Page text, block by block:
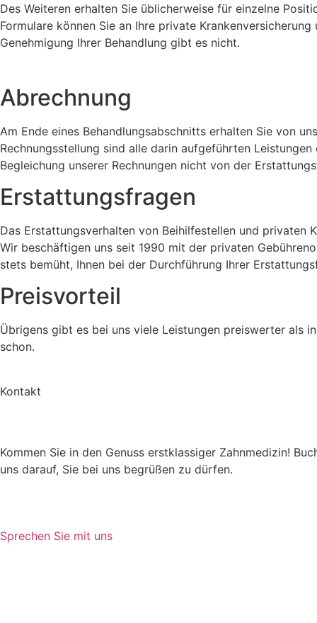
Des Weiteren erhalten Sie üblicherweise für einzelne
Formulare können Sie an Ihre private
Genehmigung Ihrer Behandlung gibt es nicht.
Abrechnung
Am Ende eines Behandlungsabschnitts erhalten Sie von
Rechnungsstellung sind alle darin aufgeführten
Begleichung unserer Rechnungen nicht von der
Erstattungsfragen
Das Erstattungsverhalten von Beihilfestellen und privaten
Wir beschäftigen uns seit 1990 mit der privaten
stets bemüht, Ihnen bei der Durchführung Ihrer
Preisvorteil
Übrigens gibt es bei uns viele Leistungen preiswerter als
schon.
Kontakt
Kommen Sie in den Genuss erstklassiger Zahnmedizin!
uns darauf, Sie bei uns begrüßen zu dürfen.
Sprechen Sie mit uns